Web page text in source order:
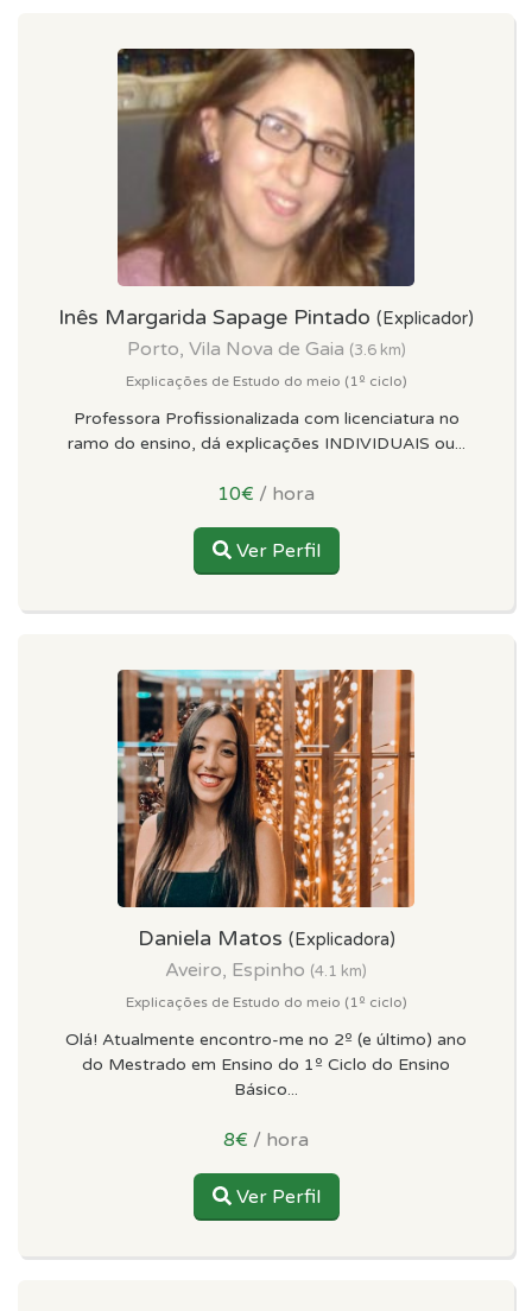
Inês Margarida Sapage Pintado (Explicador)
Porto, Vila Nova de Gaia (3.6 km)
Explicações de Estudo do meio (1º ciclo)
Professora Profissionalizada com licenciatura no
ramo do ensino, dá explicações INDIVIDUAIS ou...
10€ / hora
Ver Perfil
Daniela Matos (Explicadora)
Aveiro, Espinho (4.1 km)
Explicações de Estudo do meio (1º ciclo)
Olá! Atualmente encontro-me no 2º (e último) ano
do Mestrado em Ensino do 1º Ciclo do Ensino
Básico...
8€ / hora
Ver Perfil